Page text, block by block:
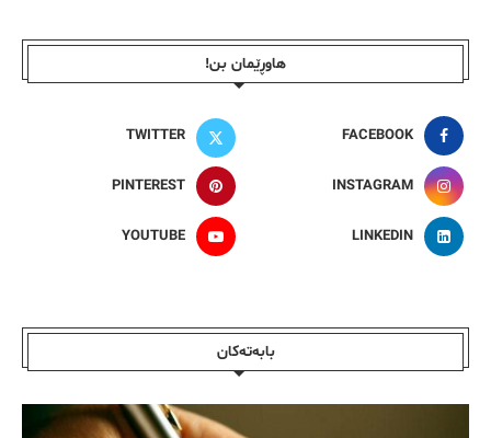
هاوڕێمان بن!
FACEBOOK
TWITTER
INSTAGRAM
PINTEREST
LINKEDIN
YOUTUBE
بابەتەکان